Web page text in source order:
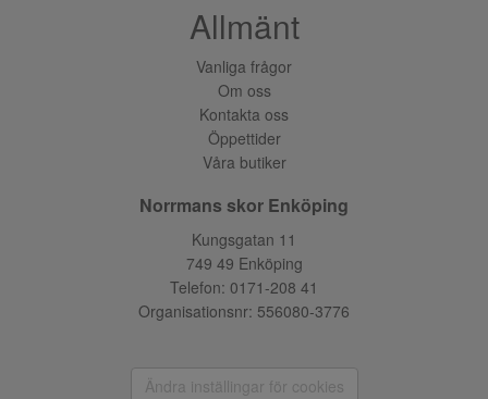
Allmänt
Vanliga frågor
Om oss
Kontakta oss
Öppettider
Våra butiker
Norrmans skor Enköping
Kungsgatan 11
749 49 Enköping
Telefon: 0171-208 41
Organisationsnr: 556080-3776
Ändra inställingar för cookies